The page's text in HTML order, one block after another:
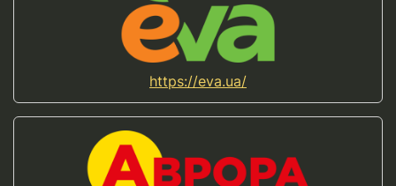
https://eva.ua/